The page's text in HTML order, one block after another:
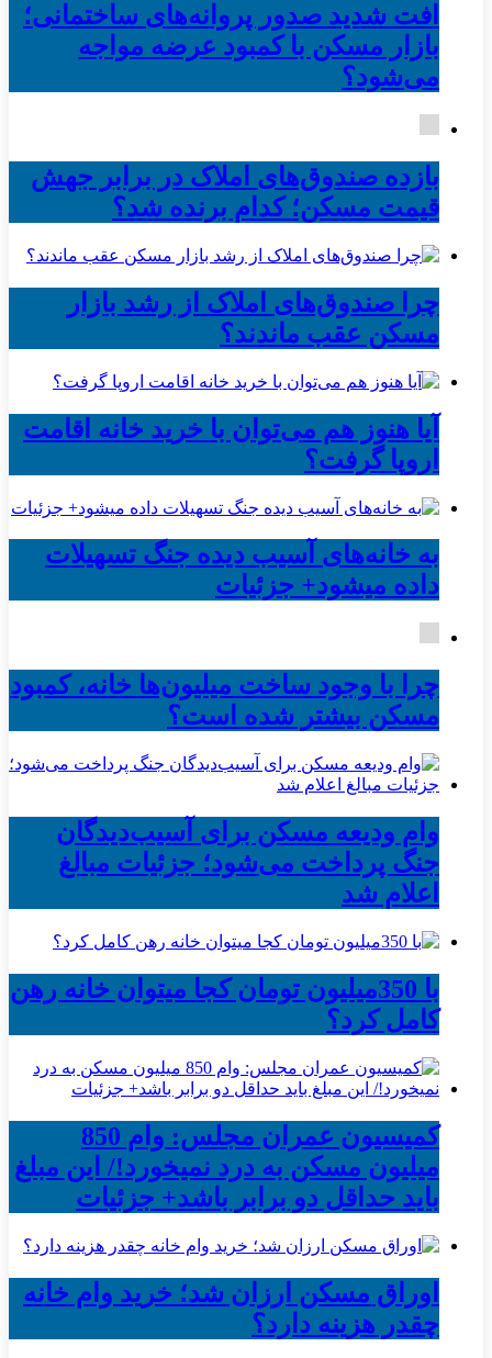
افت شدید صدور پروانه‌های ساختمانی؛
بازار مسکن با کمبود عرضه مواجه
می‌شود؟
بازده صندوق‌های املاک در برابر جهش
قیمت مسکن؛ کدام برنده شد؟
چرا صندوق‌های املاک از رشد بازار
مسکن عقب ماندند؟
آیا هنوز هم می‌توان با خرید خانه اقامت
اروپا گرفت؟
به خانه‌های آسیب دیده جنگ تسهیلات
داده میشود+ جزئیات
چرا با وجود ساخت میلیون‌ها خانه، کمبود
مسکن بیشتر شده است؟
وام ودیعه مسکن برای آسیب‌دیدگان
جنگ پرداخت می‌شود؛ جزئیات مبالغ
اعلام شد
با 350میلیون تومان کجا میتوان خانه رهن
کامل کرد؟
کمیسیون عمران مجلس: وام 850
میلیون مسکن به درد نمیخورد!/ این مبلغ
باید حداقل دو برابر باشد+ جزئیات
اوراق مسکن ارزان شد؛ خرید وام خانه
چقدر هزینه دارد؟